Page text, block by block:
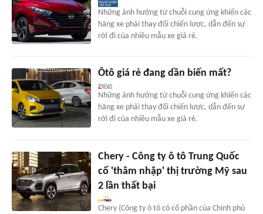
Những ảnh hưởng từ chuỗi cung ứng khiến các
hãng xe phải thay đổi chiến lược, dẫn đến sự
rời đi của nhiều mẫu xe giá rẻ.
Ôtô giá rẻ đang dần biến mất?
Những ảnh hưởng từ chuỗi cung ứng khiến các
hãng xe phải thay đổi chiến lược, dẫn đến sự
rời đi của nhiều mẫu xe giá rẻ.
Chery - Công ty ô tô Trung Quốc
cố 'thâm nhập' thị trường Mỹ sau
2 lần thất bại
Chery (Công ty ô tô có cổ phần của Chính phủ